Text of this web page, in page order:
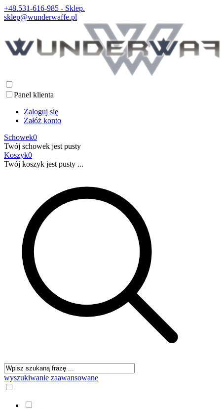
+48.531-616-985 - Sklep.
sklep@wunderwaffe.pl
Panel klienta
Zaloguj się
Załóż konto
Schowek0
Twój schowek jest pusty
Koszyk0
Twój koszyk jest pusty ...
wyszukiwanie zaawansowane